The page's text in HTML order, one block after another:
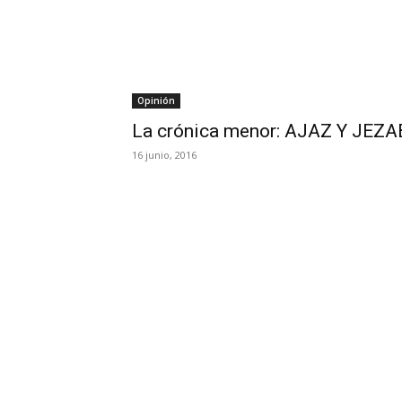
Opinión
La crónica menor: AJAZ Y
16 junio, 2016